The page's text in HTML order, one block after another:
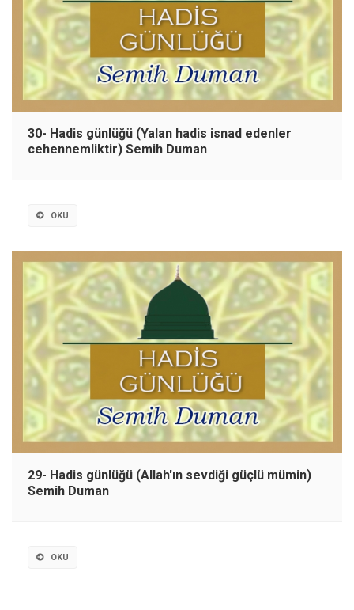
30- Hadis günlüğü (Yalan hadis isnad edenler
cehennemliktir) Semih Duman
OKU
29- Hadis günlüğü (Allah'ın sevdiği güçlü mümin)
Semih Duman
OKU